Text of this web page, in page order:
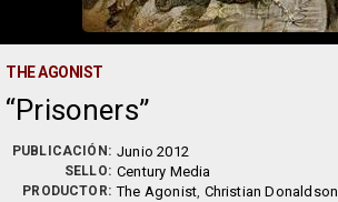
THE AGONIST
Prisoners
PUBLICACIÓN: Junio 2012
SELLO: Century Media
PRODUCTOR: The Agonist, Christian Donaldson